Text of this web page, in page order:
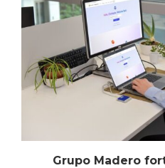
Grupo Madero